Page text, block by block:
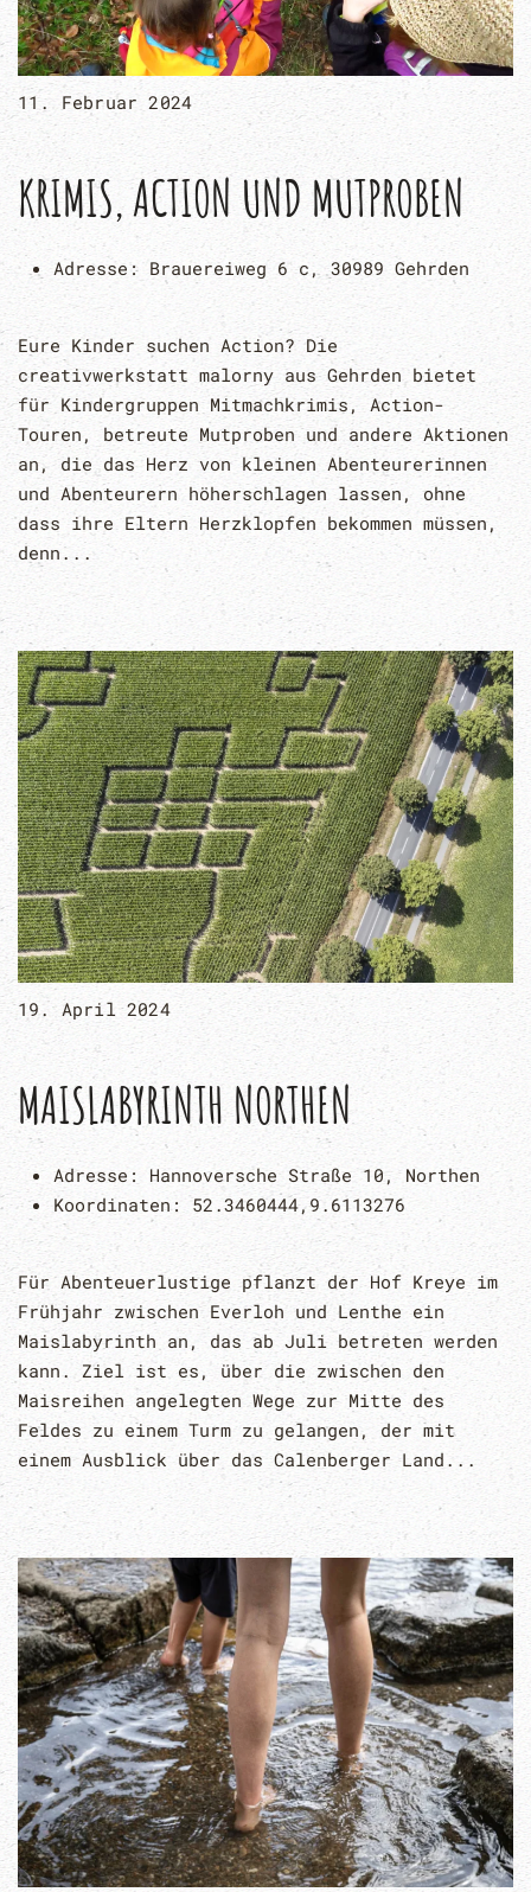
11. Februar 2024
KRIMIS, ACTION UND MUTPROBEN
Adresse: Brauereiweg 6 c, 30989 Gehrden
Eure Kinder suchen Action? Die
creativwerkstatt malorny aus Gehrden bietet
für Kindergruppen Mitmachkrimis, Action-
Touren, betreute Mutproben und andere Aktionen
an, die das Herz von kleinen Abenteurerinnen
und Abenteurern höherschlagen lassen, ohne
dass ihre Eltern Herzklopfen bekommen müssen,
denn...
19. April 2024
MAISLABYRINTH NORTHEN
Adresse: Hannoversche Straße 10, Northen
Koordinaten:52.3460444,9.6113276
Für Abenteuerlustige pflanzt der Hof Kreye im
Frühjahr zwischen Everloh und Lenthe ein
Maislabyrinth an, das ab Juli betreten werden
kann. Ziel ist es, über die zwischen den
Maisreihen angelegten Wege zur Mitte des
Feldes zu einem Turm zu gelangen, der mit
einem Ausblick über das Calenberger Land...